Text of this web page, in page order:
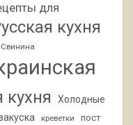
для
кухня
Свинина
кухня
Холодные
креветки пост